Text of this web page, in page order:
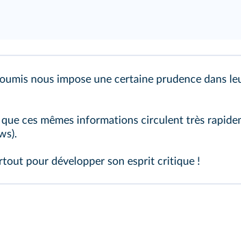
nous impose une certaine prudence dans
ces mêmes informations circulent très
pour développer son esprit critique !